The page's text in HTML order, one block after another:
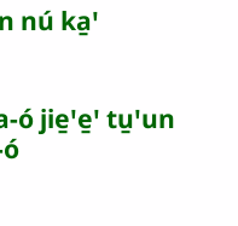
nú ka̱ꞌ
ó jie̱ꞌe̱ꞌ tu̱ꞌun